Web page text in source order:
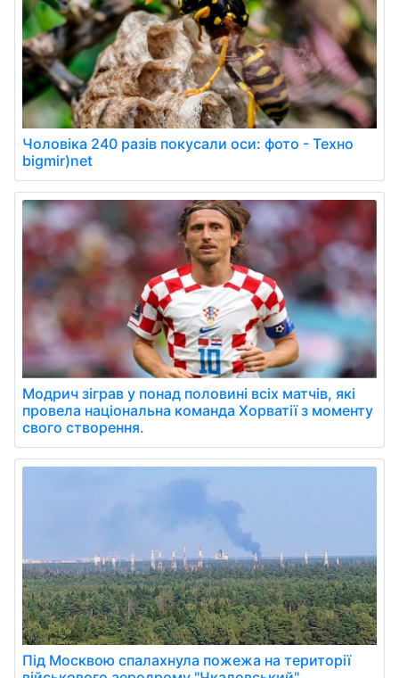
Чоловіка 240 разів покусали оси: фото - Техно
bigmir)net
Модрич зіграв у понад половині всіх матчів, які
провела національна команда Хорватії з моменту
свого створення.
Під Москвою спалахнула пожежа на території